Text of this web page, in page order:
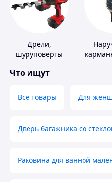
Дрели,
шуруповерты
Что ищут
Все товары Для
Дверь багажника со
Раковина для ванной